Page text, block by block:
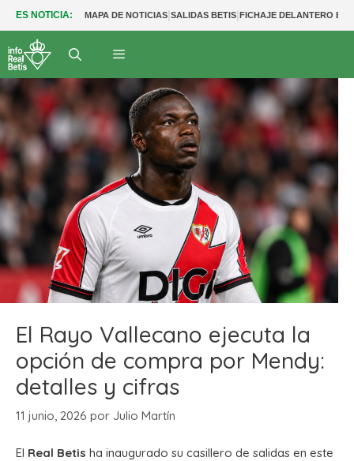
ES NOTICIA: MAPA DE NOTICIAS|SALIDAS BETIS|FICHAJE DELANTERO
El Rayo Vallecano ejecuta la
opción de compra por Mendy:
detalles y cifras
11 junio, 2026 por Julio Martín
El Real Betis ha inaugurado su casillero de salidas en este